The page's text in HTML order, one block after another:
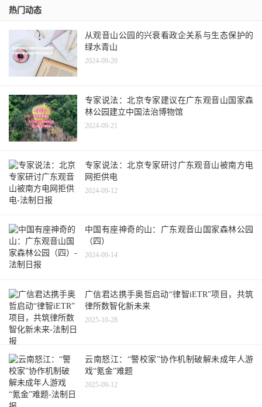
热门动态
从观音山公园的兴衰看政企关系与生态保护的
绿水青山
2024-09-20
专家说法：北京专家建议在广东观音山国家森
林公园建立中国法治博物馆
2024-09-21
专家说法：北京专家研讨广东观音山被南方电
网拒供电
2024-09-12
中国有座神奇的山：广东观音山国家森林公园
（四）
2024-09-14
广信君达携手奥哲启动“律智iETR”项目，共筑
律所数智化新未来
2025-10-28
云南怒江：“警校家”协作机制破解未成年人游
戏“氪金”难题
2025-09-12